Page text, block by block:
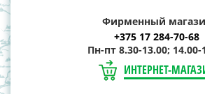
Фирменный
+375 17 284-70-68
Пн-пт 8.30-13.00; 14.00-
ИНТЕРНЕТ-